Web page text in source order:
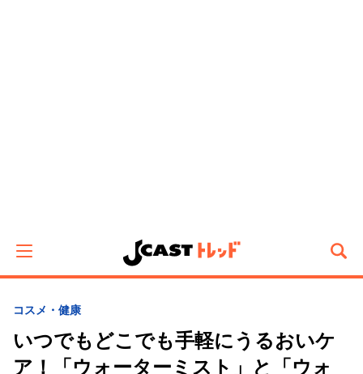
コスメ・健康
いつでもどこでも手軽にうるおいケ
ア！「ウォーターミスト」と「ウォ